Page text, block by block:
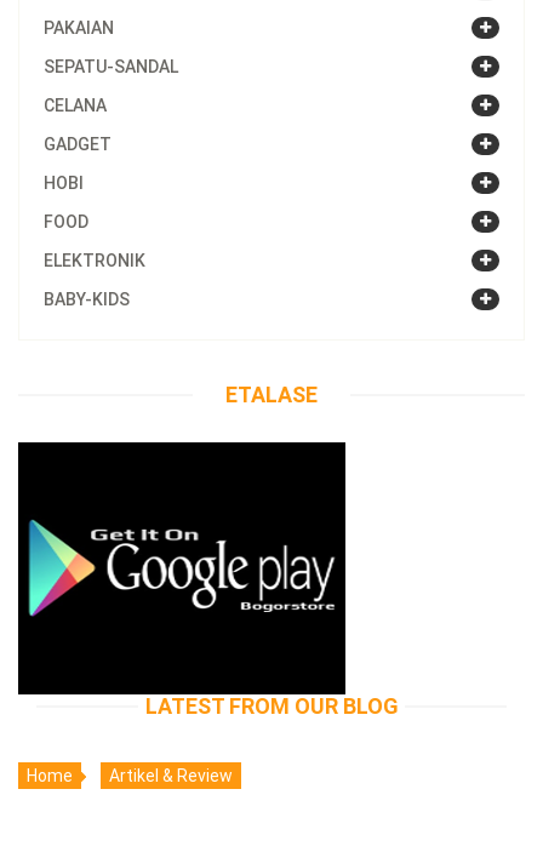
PAKAIAN
SEPATU-SANDAL
CELANA
GADGET
HOBI
FOOD
ELEKTRONIK
BABY-KIDS
ETALASE
LATEST FROM OUR BLOG
Home Artikel & Review